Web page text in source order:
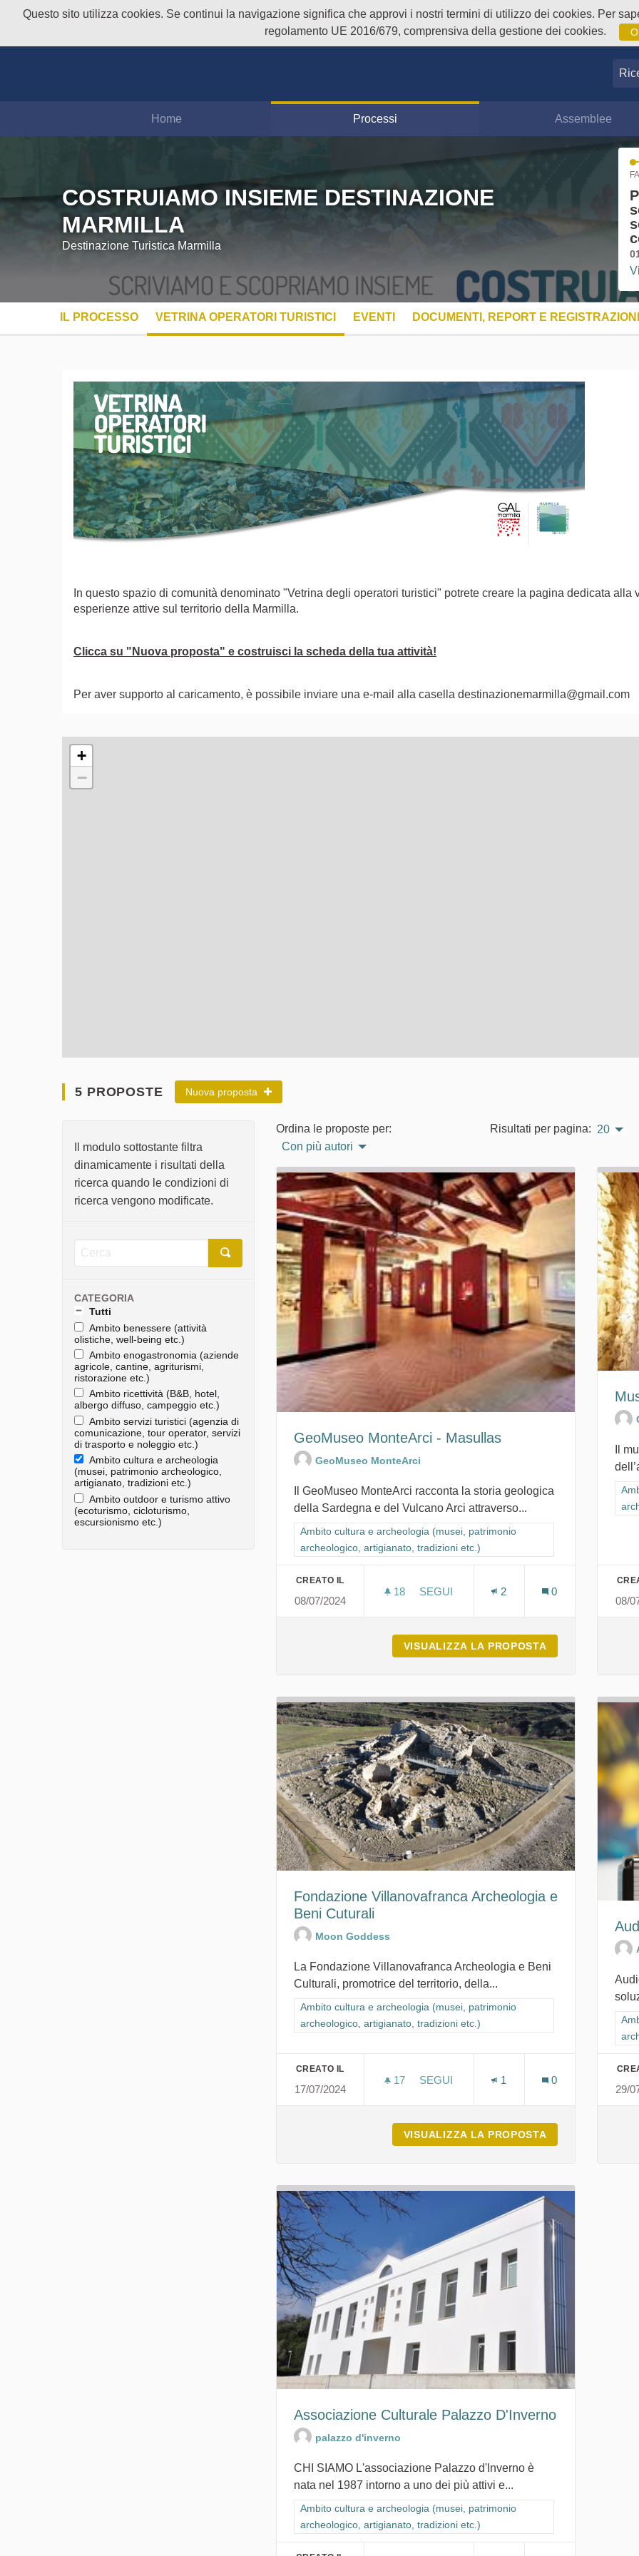
Questo sito utilizza cookies. Se continui la navigazione significa che approvi i nostri termini di utilizzo dei cookies. Per
regolamento UE 2016/679, comprensiva della gestione dei cookies.
Home Processi Assemblee
COSTRUIAMO INSIEME DESTINAZIONE
MARMILLA
Destinazione Turistica Marmilla
IL PROCESSO VETRINA OPERATORI TURISTICI EVENTI DOCUMENTI, REPORT E
In questo spazio di comunità denominato "Vetrina degli operatori turistici" potrete creare la pagina dedicata
esperienze attive sul territorio della Marmilla.
Clicca su "Nuova proposta" e costruisci la scheda della tua attività!
Per aver supporto al caricamento, è possibile inviare una e-mail alla casella destinazionemarmilla@gmail.com
L'elemento seguente è una mappa che presenta gli elementi di questa pagina come punti della mappa.
+
−
5 PROPOSTE Nuova proposta
Il modulo sottostante filtra
dinamicamente i risultati della
ricerca quando le condizioni di
ricerca vengono modificate.
CATEGORIA
Tutti
Ambito benessere (attività
olistiche, well-being etc.)
Ambito enogastronomia (aziende
agricole, cantine, agriturismi,
ristorazione etc.)
Ambito ricettività (B&B, hotel,
albergo diffuso, campeggio etc.)
Ambito servizi turistici (agenzia di
comunicazione, tour operator, servizi
di trasporto e noleggio etc.)
Ambito cultura e archeologia
(musei, patrimonio archeologico,
artigianato, tradizioni etc.)
Ambito outdoor e turismo attivo
(ecoturismo, cicloturismo,
escursionismo etc.)
Ordina le proposte per:
Con più autori
Risultati per pagina: 20
GeoMuseo MonteArci - Masullas
GeoMuseo MonteArci
Il GeoMuseo MonteArci racconta la storia geologica
della Sardegna e del Vulcano Arci attraverso...
Filtra i risultati per categoria: Ambito cultura e archeologia (musei,
Ambito cultura e archeologia (musei, patrimonio
archeologico, artigianato, tradizioni etc.)
CREATO IL
08/07/2024
18 18 SOSTENITORI
SEGUI
GEOMUSEO MONTEARCI - MASULLAS
2 0
VISUALIZZA LA PROPOSTA GEOMUSEO
Il
08/
Fondazione Villanovafranca Archeologia e
Beni Cuturali
Moon Goddess
La Fondazione Villanovafranca Archeologia e Beni
Culturali, promotrice del territorio, della...
Filtra i risultati per categoria: Ambito cultura e archeologia (musei,
Ambito cultura e archeologia (musei, patrimonio
archeologico, artigianato, tradizioni etc.)
CREATO IL
17/07/2024
17 17 SOSTENITORI
SEGUI
FONDAZIONE VILLANOVAFRANCA
1 0
VISUALIZZA LA PROPOSTA FONDAZIONE
29/
Associazione Culturale Palazzo D'Inverno
palazzo d'inverno
CHI SIAMO L'associazione Palazzo d'Inverno è
nata nel 1987 intorno a uno dei più attivi e...
Filtra i risultati per categoria: Ambito cultura e archeologia (musei,
Ambito cultura e archeologia (musei, patrimonio
archeologico, artigianato, tradizioni etc.)